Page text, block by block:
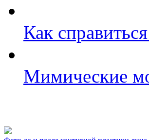
Как
Мимические